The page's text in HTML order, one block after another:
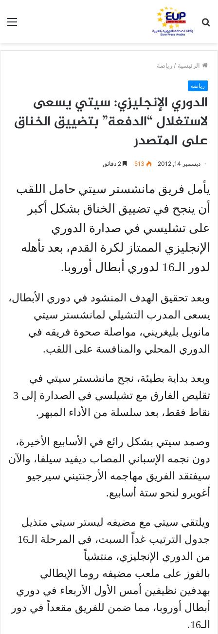
عن
الرئيسية / رياضة
رياضة
الدوري الإنجليزي: سيتي يسعى
لاستغلال “الدفعة” بتضييق الخناق
على المتصدر
ديسمبر 14, 2012 513
يأمل فريق مانشستر سيتي حامل اللقب
أن ينجح في تضييق الخناق بشكل أكبر
على تشليسي في صدارة الدوري
الإنجليزي الممتاز لكرة القدم، بعد تأهله
لدور الـ16 لدوري أبطال أوروبا.
وبعد تحقيق الهدف المنشود في دوري الأبطال،
يسعى المدرب التشيلي لمانشستر سيتي
مانويل بليغريني، مواصلة صحوة فريقه في
الدوري المحلي والمنافسة على اللقب.
وبعد بداية بطيئة، نجح مانشستر سيتي في
تقليص الفارق مع تشيلسي في الصدارة إلى 3
نقاط فقط، بعد سلسلة من الأداء المبهر.
وصمد سيتي بشكل رائع في الأسابيع الأخيرة،
دون نجمه الإسباني المصاب ديفيد سيلفا، والآن
سيفتقد الفريق مهاجمه الأرجنتيني سيرجيو
أغويرو لنحو ستة أسابيع.
ويلتقي سيتي مع مضيفه ليستر سيتي متذيل
جدول الترتيب غداً السبت، في المرحلة الـ16
من الدوري الإنجليزي، منتشياً
بالفوز على ملعب مضيفه روما الإيطالي
بهدفين نظيفين أمس الأول الأربعاء في دوري
أبطال أوروبا، مما ضمن للفريق مقعداً في دور
الـ16.